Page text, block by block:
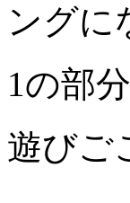
ングに
1の部
遊びご